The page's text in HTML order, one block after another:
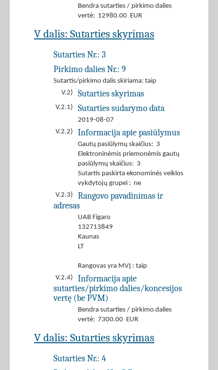
Bendra sutarties / pirkimo dalies
vertė: 12980.00 EUR
V dalis: Sutarties skyrimas
Sutarties Nr.: 3
Pirkimo dalies Nr.: 9
Sutartis/pirkimo dalis skiriama: taip
V.2)
Sutarties skyrimas
V.2.1) Sutarties sudarymo data
2019-08-07
V.2.2)
Informacija apie pasiūlymus
Gautų pasiūlymų skaičius: 3
Elektroninėmis priemonėmis gautų
pasiūlymų skaičius: 3
Sutartis paskirta ekonominės veiklos
vykdytojų grupei : ne
V.2.3)
Rangovo pavadinimas ir
adresas
UAB Figaro
132713849
Kaunas
LT
Rangovas yra MVĮ : taip
V.2.4)
Informacija apie
sutarties/pirkimo dalies/koncesijos
vertę (be PVM)
Bendra sutarties / pirkimo dalies
vertė: 7300.00 EUR
V dalis: Sutarties skyrimas
Sutarties Nr.: 4